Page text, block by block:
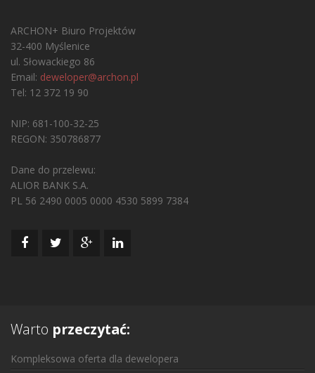
ARCHON+ Biuro Projektów
32-400 Myślenice
ul. Słowackiego 86
Email: deweloper@archon.pl
Tel: 12 372 19 90
NIP: 681-100-32-25
REGON: 350786877
Dane do przelewu:
ALIOR BANK S.A.
PL 56 2490 0005 0000 4530 5899 7384
Warto przeczytać:
Kompleksowa oferta dla dewelopera